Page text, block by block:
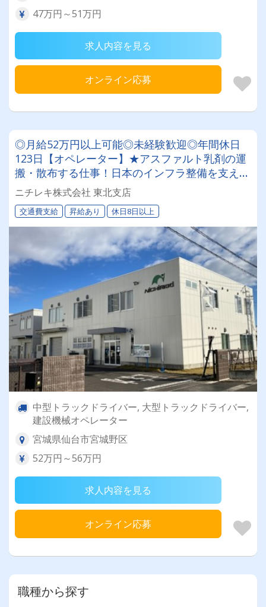
47万円～51万円
求人内容を見る
オンライン応募
◎月給52万円以上可能◎未経験歓迎◎年間休日
123日【オペレーター】★アスファルト乳剤の運
搬・散布する仕事！日本のインフラ整備を支える
やりがいアリ！！
ニチレキ株式会社 東北支店
交通費支給 昇給あり 休日8日以上
中型トラックドライバー, 大型トラックドライバー,
建設機械オペレーター
宮城県仙台市宮城野区
52万円～56万円
求人内容を見る
オンライン応募
職種から探す